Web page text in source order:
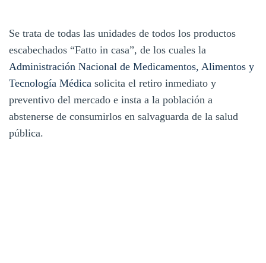
Se trata de todas las unidades de todos los productos
escabechados “Fatto in casa”, de los cuales la
Administración Nacional de Medicamentos, Alimentos y
Tecnología Médica solicita el retiro inmediato y
preventivo del mercado e insta a la población a
abstenerse de consumirlos en salvaguarda de la salud
pública.